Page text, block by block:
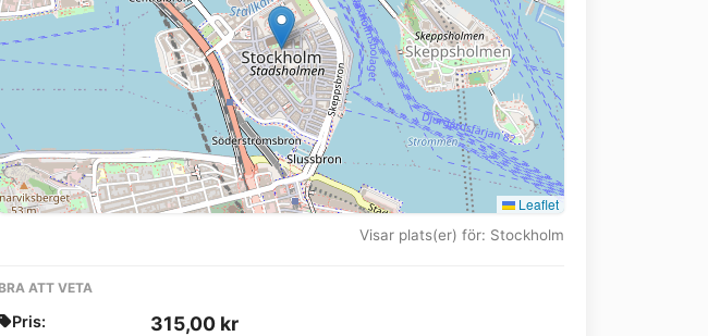
Leaflet
Visar plats(er) för: Stockholm
ATT VETA
Pris: 315,00 kr